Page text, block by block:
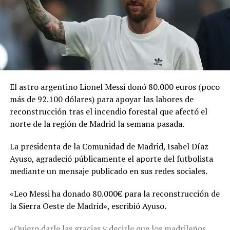
En «Jetset»
“Me Gusta” en una hora!: el
desnudo integral de
14 julio, 2019
En «Jetset»
RELATED TOPICS: KENDALL JENNER
KYLIE JENNER
MAQUILLAJE
PALETA DE MAQUILLAJE PRINCIPAL11
Suzy Cortez dejó ver más de la cuenta con sus
transparencias en su lencería blanca
El astro argentino Lionel Messi donó 80.000 euros (poco
más de 92.100 dólares) para apoyar las labores de
reconstrucción tras el incendio forestal que afectó el
norte de la región de Madrid la semana pasada.
La presidenta de la Comunidad de Madrid, Isabel Díaz
Ayuso, agradeció públicamente el aporte del futbolista
mediante un mensaje publicado en sus redes sociales.
«Leo Messi ha donado 80.000€ para la reconstrucción de
la Sierra Oeste de Madrid», escribió Ayuso.